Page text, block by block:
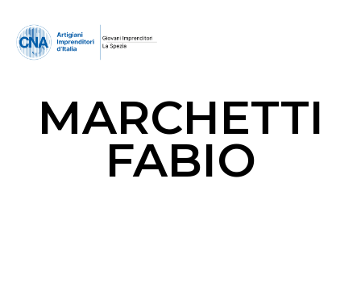
MARCHETTI
FABIO